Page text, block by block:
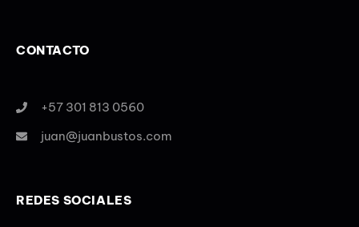
CONTACTO
+57 301 813 0560
juan@juanbustos.com
REDES SOCIALES